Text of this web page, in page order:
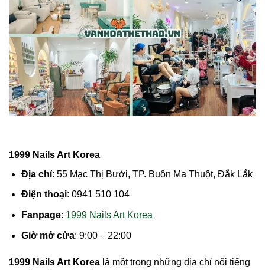
1999 Nails Art Korea
Địa chỉ: 55 Mạc Thị Bưởi, TP. Buôn Ma Thuột, Đắk Lắk
Điện thoại: 0941 510 104
Fanpage: 1999 Nails Art Korea
Giờ mở cửa: 9:00 – 22:00
1999 Nails Art Korea là một trong những địa chỉ nổi tiếng